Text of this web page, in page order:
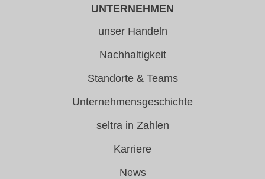
UNTERNEHMEN
unser Handeln
Nachhaltigkeit
Standorte & Teams
Unternehmensgeschichte
seltra in Zahlen
Karriere
News